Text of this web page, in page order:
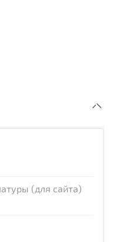
(для сайта)